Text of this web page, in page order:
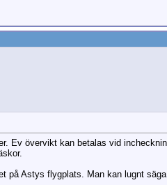
Ev övervikt kan betalas vid
på Astys flygplats. Man kan lugnt